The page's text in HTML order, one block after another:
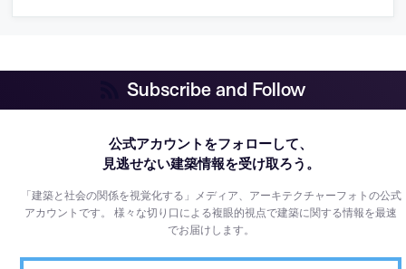
Subscribe and Follow
公式アカウントをフォローして、
見逃せない建築情報を受け取ろう。
「建築と社会の関係を視覚化する」メディア、アーキテクチャーフォトの公式
アカウントです。様々な切り口による複眼的視点で建築に関する情報を最速
でお届けします。